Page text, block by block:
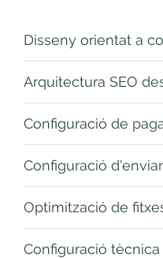
Disseny orientat a
Arquitectura SEO
Configuració de
Configuració
Optimització de
Configuració